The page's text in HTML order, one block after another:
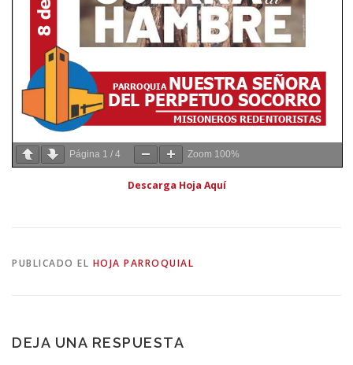
Página 1 / 4 Zoom 100%
Descarga Hoja Aquí
PUBLICADO EL HOJA PARROQUIAL
DEJA UNA RESPUESTA